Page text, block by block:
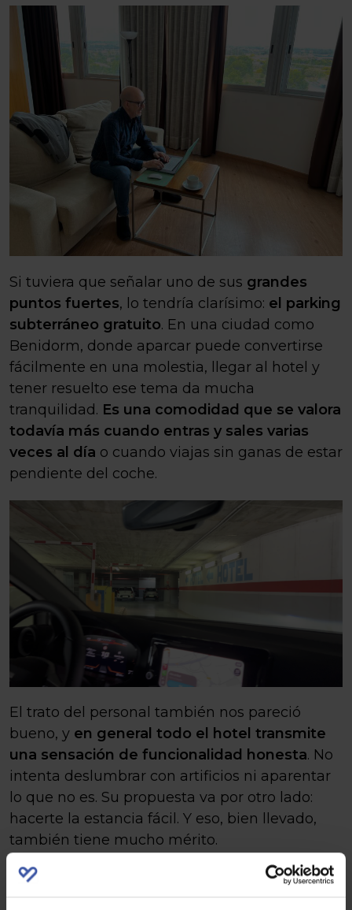
Si tuviera que señalar uno de sus grandes
puntos fuertes, lo tendría clarísimo: el parking
subterráneo gratuito. En una ciudad como
Benidorm, donde aparcar puede convertirse
fácilmente en una molestia, llegar al hotel y
tener resuelto ese tema da mucha
tranquilidad. Es una comodidad que se valora
todavía más cuando entras y sales varias
veces al día o cuando viajas sin ganas de estar
pendiente del coche.
El trato del personal también nos pareció
bueno, y en general todo el hotel transmite
una sensación de funcionalidad honesta. No
intenta deslumbrar con artificios ni aparentar
lo que no es. Su propuesta va por otro lado:
hacerte la estancia fácil. Y eso, bien llevado,
también tiene mucho mérito.
En cuanto a servicios, t
iene más de lo que
uno podría imaginar a simple vista. Cuenta